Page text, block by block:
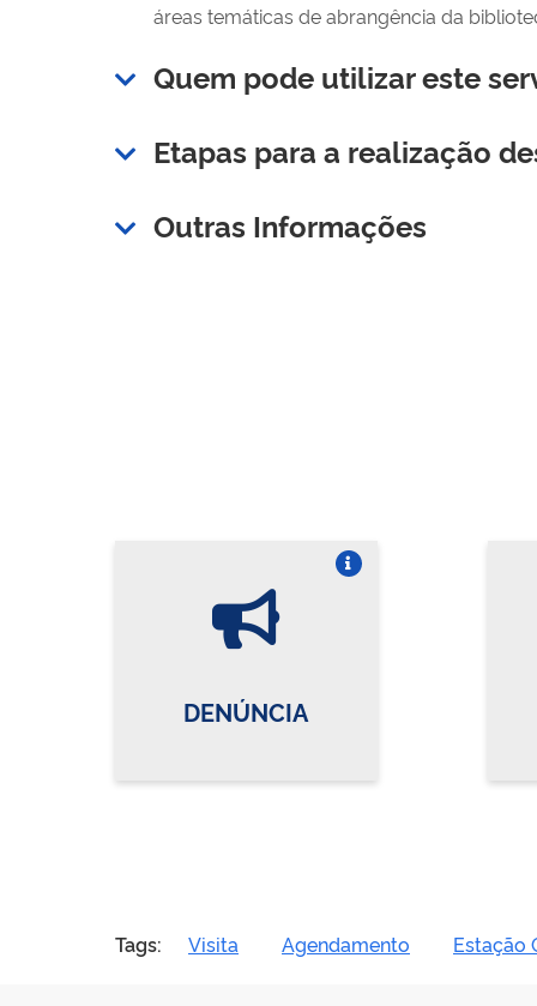
áreas temáticas de abrangência da
Quem pode utilizar este
Etapas para a realização
Outras Informações
DENÚNCIA
Tags: Visita Agendamento Estação